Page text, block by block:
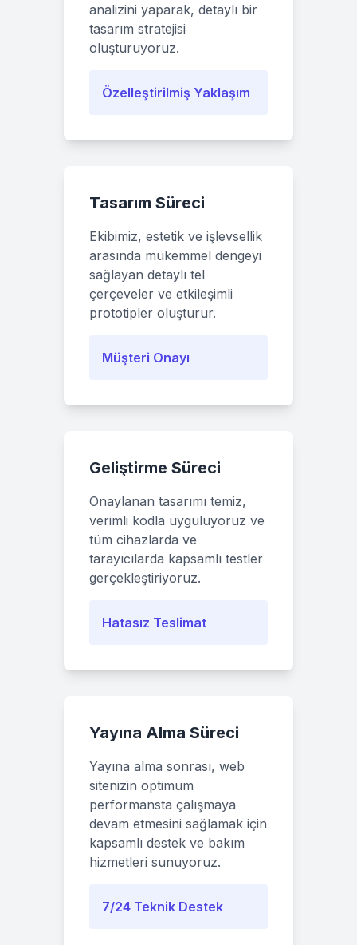
analizini yaparak, detaylı bir
tasarım stratejisi
oluşturuyoruz.
Özelleştirilmiş Yaklaşım
Tasarım Süreci
Ekibimiz, estetik ve işlevsellik
arasında mükemmel dengeyi
sağlayan detaylı tel
çerçeveler ve etkileşimli
prototipler oluşturur.
Müşteri Onayı
Geliştirme Süreci
Onaylanan tasarımı temiz,
verimli kodla uyguluyoruz ve
tüm cihazlarda ve
tarayıcılarda kapsamlı testler
gerçekleştiriyoruz.
Hatasız Teslimat
Yayına Alma Süreci
Yayına alma sonrası, web
sitenizin optimum
performansta çalışmaya
devam etmesini sağlamak için
kapsamlı destek ve bakım
hizmetleri sunuyoruz.
7/24 Teknik Destek